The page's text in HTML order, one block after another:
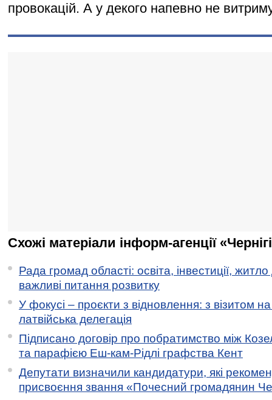
провокацій. А у декого напевно не
Схожі матеріали інформ-агенції
Рада громад області: освіта, інвестиції,
важливі питання розвитку
У фокусі – проєкти з відновлення: з візитом
латвійська делегація
Підписано договір про побратимство між
та парафією Еш-кам-Рідлі графства Кент
Депутати визначили кандидатури, які
присвоєння звання «Почесний громадянин